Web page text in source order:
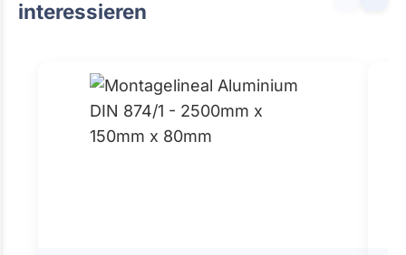
interessieren